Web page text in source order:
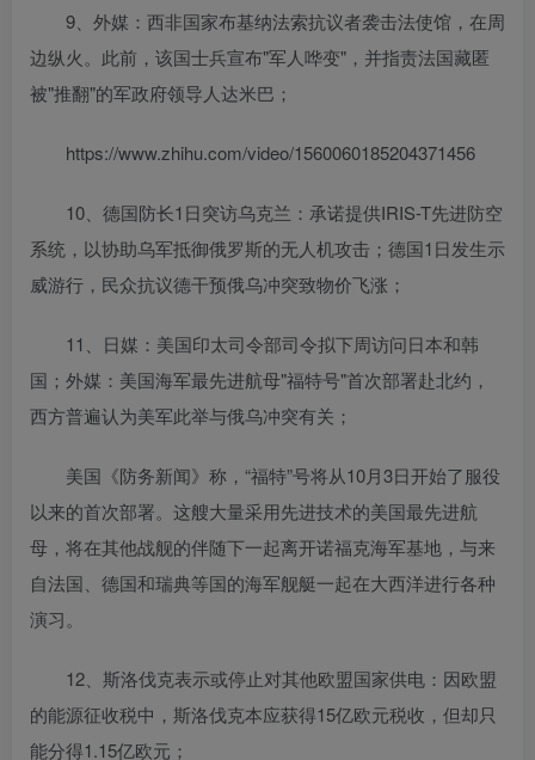
9、外媒：西非国家布基纳法索抗议者袭击法使馆，在周
边纵火。此前，该国士兵宣布"军人哗变"，并指责法国藏匿
被"推翻"的军政府领导人达米巴；
https://www.zhihu.com/video/1560060185204371456
10、德国防长1日突访乌克兰：承诺提供IRIS-T先进防空
系统，以协助乌军抵御俄罗斯的无人机攻击；德国1日发生示
威游行，民众抗议德干预俄乌冲突致物价飞涨；
11、日媒：美国印太司令部司令拟下周访问日本和韩
国；外媒：美国海军最先进航母"福特号"首次部署赴北约，
西方普遍认为美军此举与俄乌冲突有关；
美国《防务新闻》称，“福特”号将从10月3日开始了服役
以来的首次部署。这艘大量采用先进技术的美国最先进航
母，将在其他战舰的伴随下一起离开诺福克海军基地，与来
自法国、德国和瑞典等国的海军舰艇一起在大西洋进行各种
演习。
12、斯洛伐克表示或停止对其他欧盟国家供电：因欧盟
的能源征收税中，斯洛伐克本应获得15亿欧元税收，但却只
能分得1.15亿欧元；